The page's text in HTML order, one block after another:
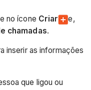
no ícone Criar
e,
chamadas.
inserir as informações
que ligou ou